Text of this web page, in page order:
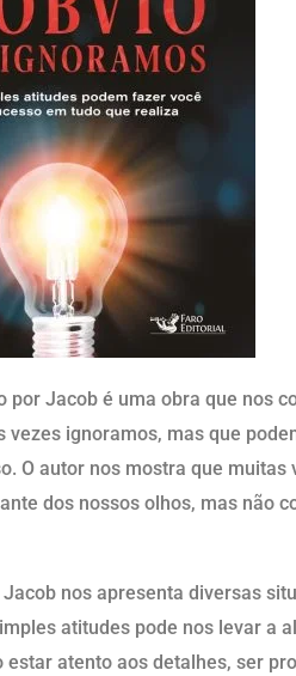
por Jacob é uma obra que nos
ignoramos, mas que
O autor nos mostra que muitas
dos nossos olhos, mas não
nos apresenta diversas
atitudes pode nos levar a
atento aos detalhes, ser